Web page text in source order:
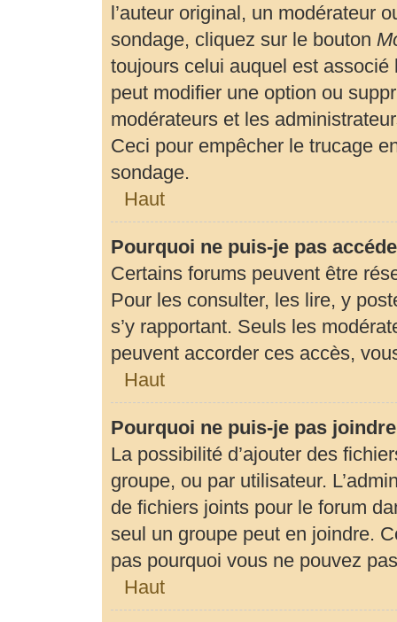
l’auteur original, un modérateur
sondage, cliquez sur le bouton
toujours celui auquel est associé
peut modifier une option ou
modérateurs et les
Ceci pour empêcher le trucage
sondage.
Haut
Pourquoi ne puis-je pas
Certains forums peuvent être
Pour les consulter, les lire, y
s’y rapportant. Seuls les
peuvent accorder ces accès,
Haut
Pourquoi ne puis-je pas
La possibilité d’ajouter des
groupe, ou par utilisateur.
de fichiers joints pour le forum
seul un groupe peut en joindre.
pas pourquoi vous ne pouvez
Haut